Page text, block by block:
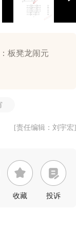
板凳龙闹元
[责任编辑：刘宇宏]
收藏 投诉